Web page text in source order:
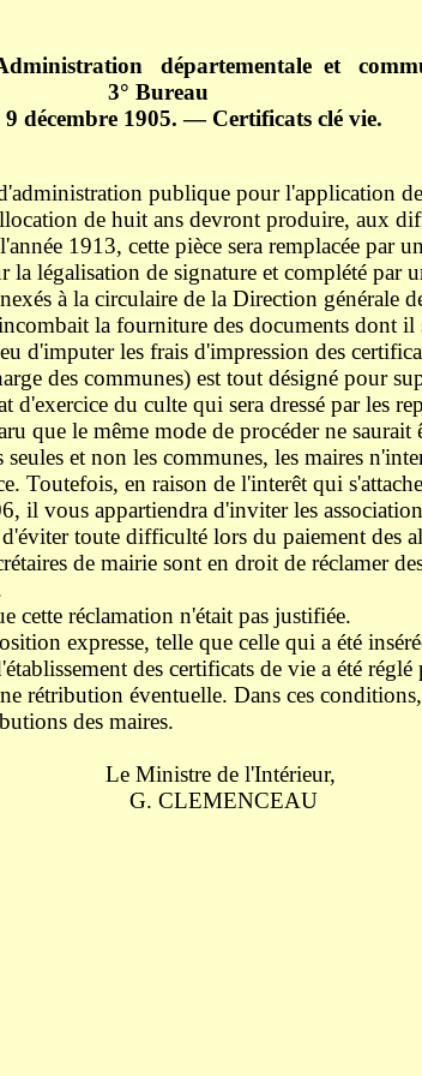
départementale et
3° Bureau
décembre 1905. — Certificats clé vie.
publique pour l'application
de huit ans devront produire, aux
1913, cette pièce sera remplacée par
légalisation de signature et complété par
à la circulaire de la Direction générale
la fourniture des documents dont il
les frais d'impression des
des communes) est tout désigné pour
du culte qui sera dressé par les
que le même mode de procéder ne
et non les communes, les maires
Toutefois, en raison de l'interêt qui
vous appartiendra d'inviter les
toute difficulté lors du paiement des
de mairie sont en droit de réclamer
cette réclamation n'était pas justifiée.
expresse, telle que celle qui a été
des certificats de vie a été
rétribution éventuelle. Dans ces
des maires.